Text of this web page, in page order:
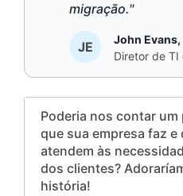
migração."
JE
John Evans,
Diretor de TI
Poderia nos contar
que sua empresa faz e
atendem às
dos clientes?
história!